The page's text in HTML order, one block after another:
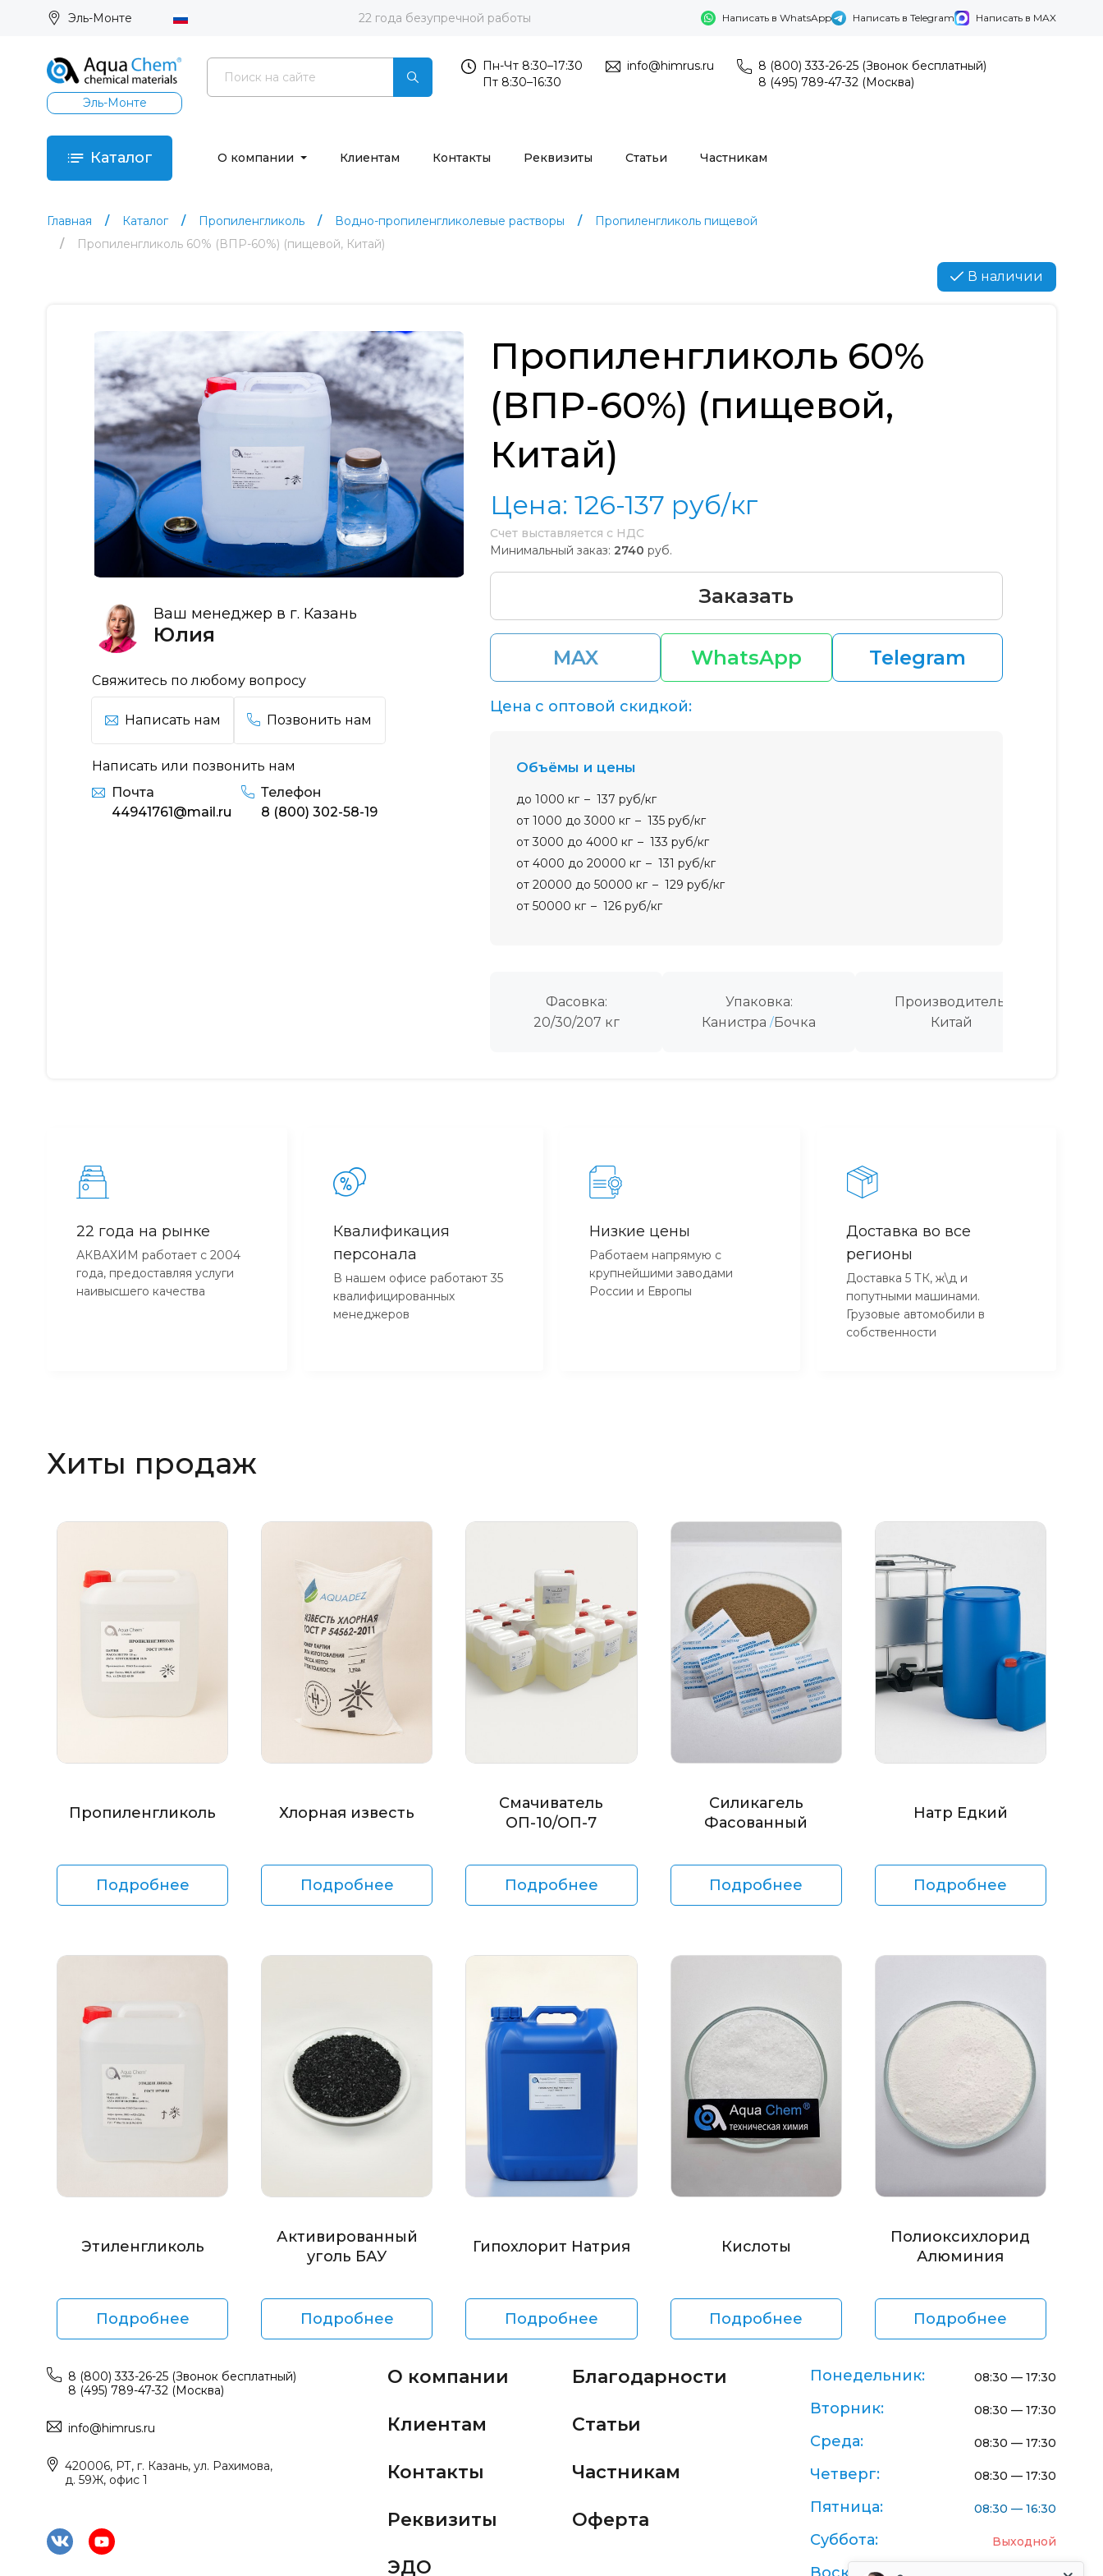
Эль-Монте 22 года безупречной работы Написать в WhatsApp Написать в Telegram Написать в MAX
Эль-Монте
Пн-Чт 8:30–17:30
Пт 8:30–16:30
info@himrus.ru
8 (800) 333-26-25 (Звонок бесплатный)
8 (495) 789-47-32 (Москва)
Каталог О компании Клиентам Контакты Реквизиты Статьи Частникам
Главная Каталог Пропиленгликоль Водно-пропиленгликолевые растворы
Пропиленгликоль пищевой
Пропиленгликоль 60% (ВПР-60%) (пищевой, Китай)
В наличии
Ваш менеджер в г. Казань
Юлия
Свяжитесь по любому вопросу
Написать нам Позвонить нам
Написать или позвонить нам
Почта
44941761@mail.ru
Телефон
8 (800) 302-58-19
Пропиленгликоль 60%
(ВПР-60%) (пищевой,
Китай)
Цена: 126-137 руб/кг
Счет выставляется с НДС
Минимальный заказ: 2740 руб.
Заказать
MAX WhatsApp Telegram
Фасовка:
20/30/207 кг
Упаковка:
Канистра Бочка
Производитель:
Китай
Цена с оптовой скидкой:
Объёмы и цены
до 1000 кг
137 руб/кг
от 1000 до 3000 кг
135 руб/кг
от 3000 до 4000 кг
133 руб/кг
от 4000 до 20000 кг
131 руб/кг
от 20000 до 50000 кг
129 руб/кг
от 50000 кг
126 руб/кг
22 года на рынке
АКВАХИМ работает с 2004
года, предоставляя услуги
наивысшего качества
Квалификация
персонала
В нашем офисе работают 35
квалифицированных
менеджеров
Низкие цены
Работаем напрямую с
крупнейшими заводами
России и Европы
Доставка во все
регионы
Доставка 5 ТК, ж\д и
попутными машинами.
Грузовые автомобили в
собственности
Хиты продаж
Пропиленгликоль
Подробнее
Хлорная известь
Подробнее
Смачиватель
ОП-10/ОП-7
Подробнее
Силикагель
Фасованный
Подробнее
Натр Едкий
Подробнее
Этиленгликоль
Подробнее
Активированный
уголь БАУ
Подробнее
Гипохлорит Натрия
Подробнее
Кислоты
Подробнее
Полиоксихлорид
Алюминия
Подробнее
8 (800) 333-26-25 (Звонок бесплатный)
8 (495) 789-47-32 (Москва)
info@himrus.ru
420006, РТ, г. Казань, ул. Рахимова,
д. 59Ж, офис 1
О компании
Клиентам
Контакты
Реквизиты
ЭДО
Благодарности
Статьи
Частникам
Оферта
Понедельник: 08:30 — 17:30
Вторник: 08:30 — 17:30
Среда: 08:30 — 17:30
Четверг: 08:30 — 17:30
Пятница: 08:30 — 16:30
Суббота: Выходной